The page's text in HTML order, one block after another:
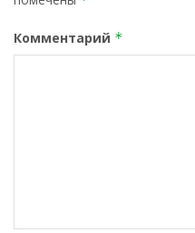
Комментарий *